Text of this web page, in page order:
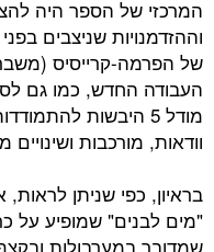
המרכזי של הספר היה
וההזדמנויות שניצבים
של הפרמה-קרייסיס
העבודה החדש, כמו גם
מודל 5 היבשות
וודאות, מורכבות ושינויים
בראיון, כפי שניתן
"מים לבנים" שמופיע על
שמדובר במערבולות